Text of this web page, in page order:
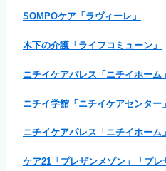
SOMPOケア「ラヴィーレ」
木下の介護「ライフコミューン」
ニチイケアパレス「ニチイホーム」
ニチイ学館「ニチイケアセンター」
ニチイケアパレス「ニチイホーム」
ケア21「プレザンメゾン」「プレ